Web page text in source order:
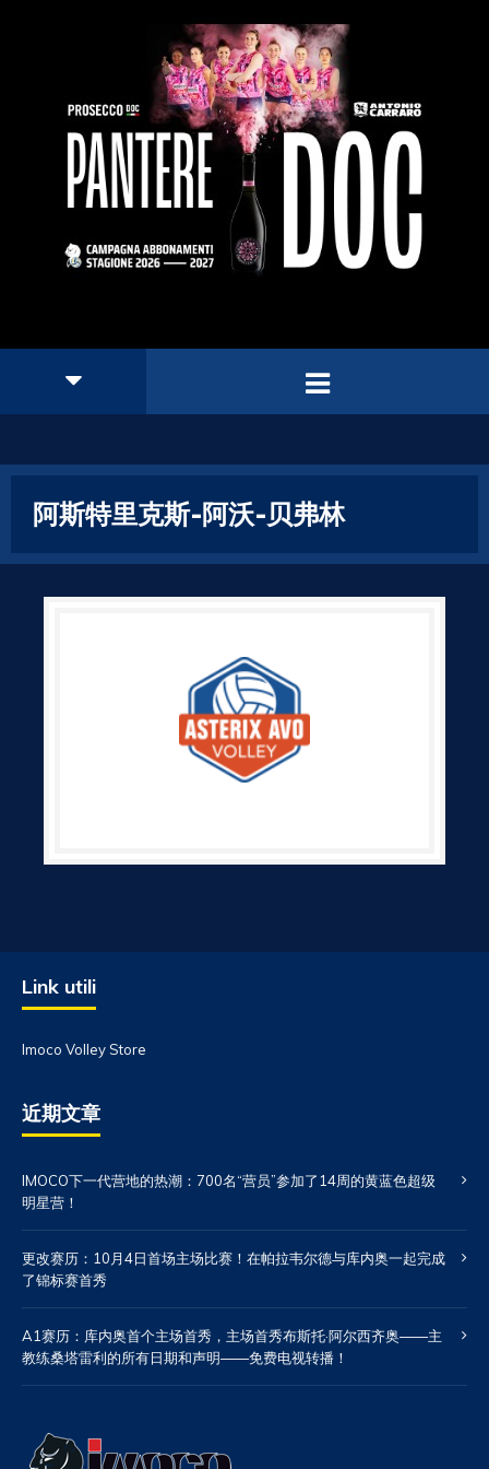
阿斯特里克斯-阿沃-贝弗林
Link utili
Imoco Volley Store
近期文章
IMOCO下一代营地的热潮：700名“营员”参加了14周的黄蓝色超级
明星营！
更改赛历：10月4日首场主场比赛！在帕拉韦尔德与库内奥一起完成
了锦标赛首秀
A1赛历：库内奥首个主场首秀，主场首秀布斯托·阿尔西齐奥——主
教练桑塔雷利的所有日期和声明——免费电视转播！